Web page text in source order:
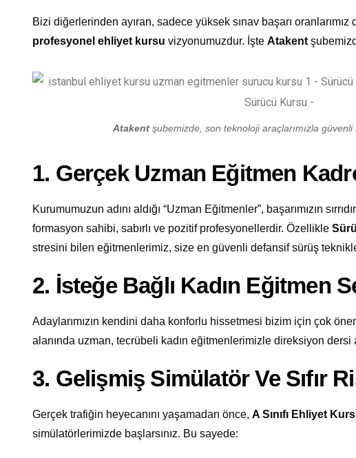
Bizi diğerlerinden ayıran, sadece yüksek sınav başarı
profesyonel ehliyet kursu vizyonumuzdur. İşte Atakent
Atakentşubemizde, son teknoloji araçlarımızla güvenli
1. Gerçek Uzman Eğitmen
Kurumumuzun adını aldığı “Uzman Eğitmenler”, başarımızın
formasyon sahibi, sabırlı ve pozitif profesyonellerdir. Özellikle
stresini bilen eğitmenlerimiz, size en güvenli defansif sürüş
2. İsteğe Bağlı Kadın Eğitmen
Adaylarımızın kendini daha konforlu hissetmesi bizim için çok
alanında uzman, tecrübeli kadın eğitmenlerimizle direksiyon dersi
3. Gelişmiş Simülatör Ve Sıfır
Gerçek trafiğin heyecanını yaşamadan önce, A Sınıfı Ehliyet
simülatörlerimizde başlarsınız. Bu sayede: